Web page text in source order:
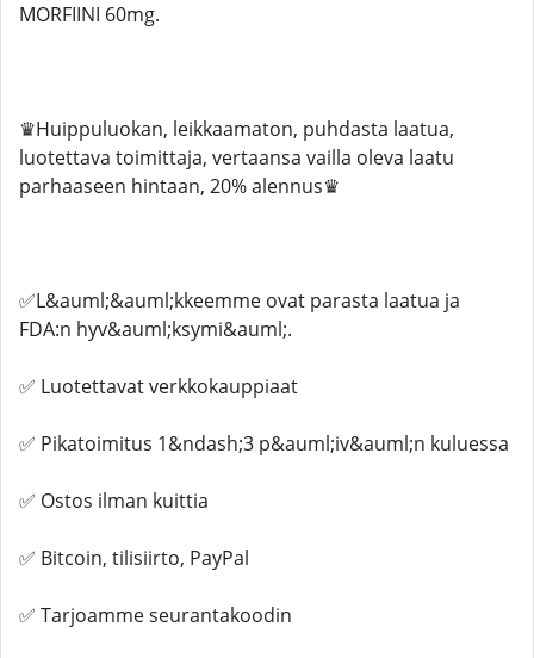
MORFIINI 60mg.
♛Huippuluokan, leikkaamaton, puhdasta laatua,
luotettava toimittaja, vertaansa vailla oleva laatu
parhaaseen hintaan, 20% alennus♛
✅L&auml;&auml;kkeemme ovat parasta laatua ja
FDA:n hyv&auml;ksymi&auml;.
✅ Luotettavat verkkokauppiaat
✅ Pikatoimitus 1&ndash;3 p&auml;iv&auml;n kuluessa
✅ Ostos ilman kuittia
✅ Bitcoin, tilisiirto, PayPal
✅ Tarjoamme seurantakoodin